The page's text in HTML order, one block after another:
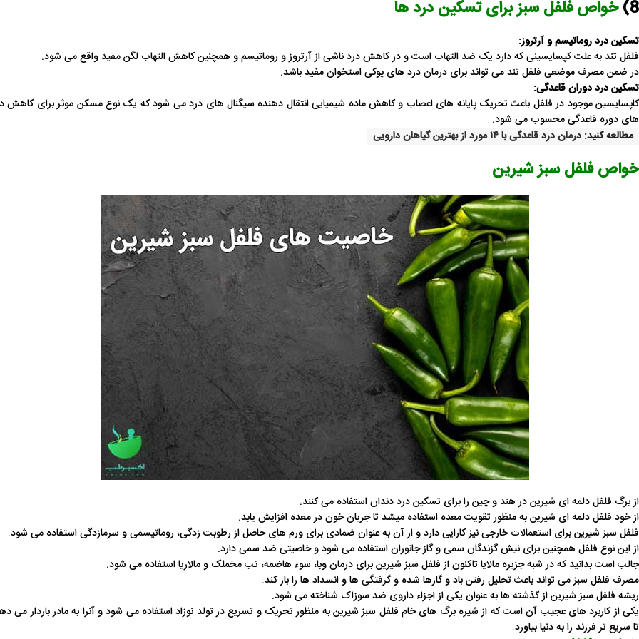
8) خواص فلفل سبز برای تسکین درد ها
تسکین درد روماتیسم و آرتروز:
فلفل تند به علت کپسایسینی که دارد یک ضد التهاب است و در کاهش درد ناشی از آرتروز و روماتیسم و همچنین کاهش التهاب لگن مفید واقع می شود.
در ضمن مصرف موضعی فلفل تند می تواند برای درمان درد های پوکی استخوان مفید باشد.
تسکین درد دوران قاعدگی:
کاپسایسین موجود در فلفل باعث تحریک پایانه های اعصاب و کاهش ماده شیمیایی انتقال دهنده سیگنال های درد می شود که یک نوع مسکن موثر برای کاهش
های دوره قاعدگیمحسوب می شود.
مطالعه کنید: درمان درد قاعدگی با ۱۴ مورد از بهترین گیاهان دارویی
خواص فلفل سبز شیرین
از برگ فلفل دلمه ای شیرین در هند و چین را برای تسکین درد دندان استفاده می کنند.
از خود فلفل دلمه ای شیرین به منظور تقویت معده استفاده میشد تا جریان خون در معده افزایش یابد.
فلفل سبز شیرین برای استعمالات خارجی نیز کارایی دارد و از آن به عنوان ضمادی برای ورم های حاصل از رطوبت زدگی، روماتیسمی و سرمازدگی استفاده می شود.
از این نوع فلفل همچنین برای نیش گزندگان سمی و گاز جانوران استفاده می شود و خاصیتی ضد سمی دارد.
جالب است بدانید که در شبه جزیره مالایا تاکنون از فلفل سبز شیرین برای درمان وبا، سوء هاضمه، تب مخملک و مالاریا استفاده می شود.
مصرف فلفل سبز می تواند باعث تحلیل رفتن باد و گازها شده و گرفتگی ها و انسداد ها را باز کند.
ریشه فلفل سبز شیرین از گذشته ها به عنوان یکی از اجزاء داروی ضد سوزاک شناخته می شود.
یکی از کاربرد های عجیب آن است که از شیره برگ های خام فلفل سبز شیرین به منظور تحریک و تسریع در تولد نوزاد استفاده می شود و آنرا به مادر باردار می
تا سریع تر فرزند را به دنیا بیاورد.